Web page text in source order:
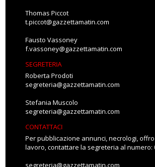
Thomas Piccot
t.piccot@gazzettamatin.com
Fausto Vassoney
f.vassoney@gazzettamatin.com
SEGRETERIA
Roberta Prodoti
segreteria@gazzettamatin.com
Stefania Muscolo
segreteria@gazzettamatin.com
CONTATTACI
Per pubblicazione annunci, necrologi,
lavoro, contattare la segreteria al numero:
segreteria@gazzettamatin.com